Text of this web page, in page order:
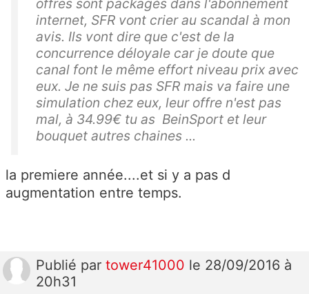
offres sont packagés dans l'abonnement
internet, SFR vont crier au scandal à mon
avis. Ils vont dire que c'est de la
concurrence déloyale car je doute que
canal font le même effort niveau prix avec
eux. Je ne suis pas SFR mais va faire une
simulation chez eux, leur offre n'est pas
mal, à 34.99€ tu as BeinSport et leur
bouquet autres chaines ...
la premiere année....et si y a pas d
augmentation entre temps.
Publié par tower41000 le 28/09/2016 à
20h31